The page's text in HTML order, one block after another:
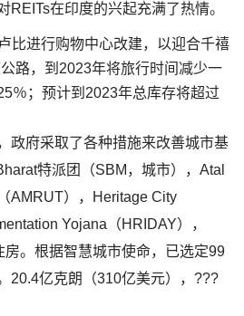
REITs在印度的兴起充满了热情。
比进行购物中心改建，以迎合千禧
路，到2023年将旅行时间减少一
％；预计到2023年总库存将超过
政府采取了各种措施来改善城市基
特派团（SBM，城市），Atal
AMRUT），Heritage City
Yojana（HRIDAY），
房。根据智慧城市使命，已选定99
20.4亿克朗（310亿美元），???